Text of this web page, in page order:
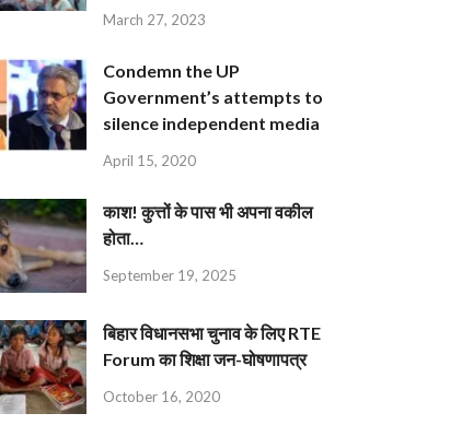
March 27, 2023
Condemn the UP
Government’s attempts to
silence independent media
April 15, 2020
काश! कुत्तों के पास भी अपना वकील
होता…
September 19, 2025
बिहार विधानसभा चुनाव के लिए RTE
Forum का शिक्षा जन-घोषणापत्र
October 16, 2020